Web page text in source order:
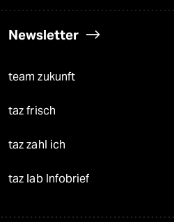
Newsletter
team zukunft
taz frisch
taz zahl ich
taz lab Infobrief